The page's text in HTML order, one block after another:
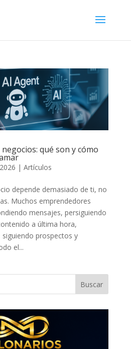
qué son y cómo
| Artículos
depende demasiado de ti, no
Muchos emprendedores
mensajes, persiguiendo
a última hora,
prospectos y
el...
Buscar